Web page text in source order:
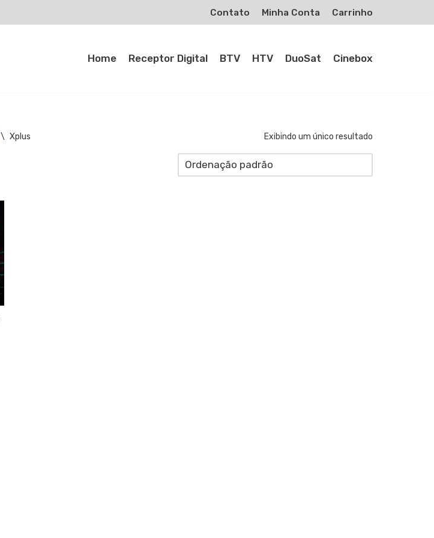
Contato Minha Conta Carrinho
Home Receptor Digital BTV HTV DuoSat Cinebox
\ Xplus Exibindo um único resultado